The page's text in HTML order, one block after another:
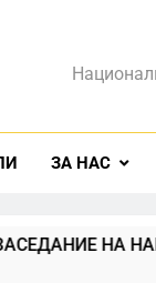
ЗА НАС
НА